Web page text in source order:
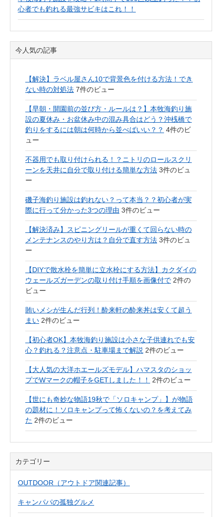
心者でも釣れる最強サビキはこれ！！
今人気の記事
【解決】ラベル屋さん10で背景色を付ける方法！でき
ない時の対処法 7件のビュー
【早朝・開園前の並び方・ルールは？】本牧海釣り施
設の夏休み・お盆休み中の混み具合はどう？沖桟橋で
釣りをするには朝は何時から並べばいい？？ 4件のビ
ュー
不器用でも取り付けられる！？ニトリのロールスクリ
ーンを天井に自分で取り付ける簡単な方法 3件のビュ
ー
磯子海釣り施設は釣れない？って本当？？初心者が実
際に行って分かった3つの理由 3件のビュー
【解決済み】スピニングリールが重くて回らない時の
メンテナンスのやり方は？自分で直す方法 3件のビュ
ー
【DIYで散水栓を簡単に立水栓にする方法】カクダイの
ウェールズガーデンの取り付け手順を画像付で 2件の
ビュー
賄いメシが生んだ行列！酔来軒の酔来丼は安くて超う
まい 2件のビュー
【初心者OK】本牧海釣り施設は小さな子供連れでも安
心？釣れる？注意点・駐車場まで解説 2件のビュー
【大人気の大洋ホエールズモデル】ハマスタのショッ
プでWマークの帽子をGETしました！！
2件のビュー
【世にも奇妙な物語19秋で「ソロキャンプ」】が物語
の題材に！ソロキャンプって怖くないの？を考えてみ
た 2件のビュー
カテゴリー
OUTDOOR（アウトドア関連記事）
キャンパパの孤独グルメ